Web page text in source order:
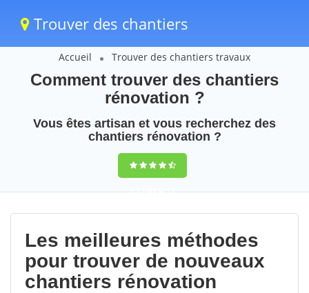
Trouver des chantiers
Accueil Trouver des chantiers travaux
Comment trouver des chantiers
rénovation ?
Vous êtes artisan et vous recherchez des
chantiers rénovation ?
9,5(100%)71
votes
Les meilleures méthodes
pour trouver de nouveaux
chantiers rénovation